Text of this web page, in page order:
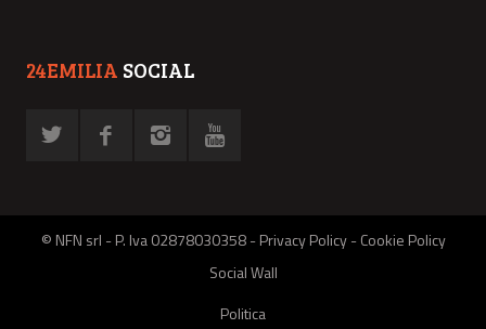
24EMILIA SOCIAL
© NFN srl - P. Iva 02878030358 -Privacy Policy-Cookie Policy
Social Wall
Politica